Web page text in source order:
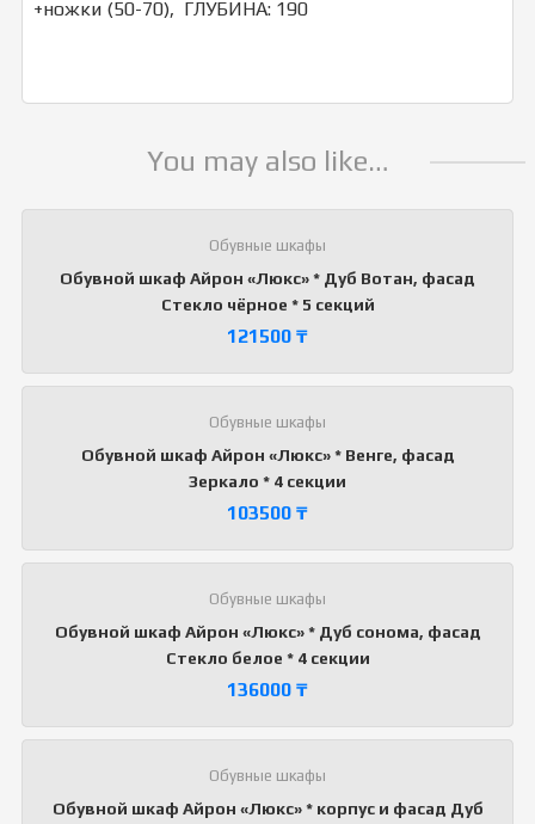
+ножки (50-70), ГЛУБИНА: 190
You may also like…
Обувные шкафы
Обувной шкаф Айрон «Люкс» * Дуб Вотан, фасад
Стекло чёрное * 5 секций
121500 ₸
Обувные шкафы
Обувной шкаф Айрон «Люкс» * Венге, фасад
Зеркало * 4 секции
103500 ₸
Обувные шкафы
Обувной шкаф Айрон «Люкс» * Дуб сонома, фасад
Стекло белое * 4 секции
136000 ₸
Обувные шкафы
Обувной шкаф Айрон «Люкс» * корпус и фасад Дуб